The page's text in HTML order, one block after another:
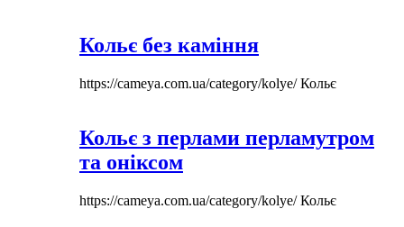
Кольє без каміння
https://cameya.com.ua/category/kolye/Кольє
Кольє з перлами перламутром
та оніксом
https://cameya.com.ua/category/kolye/Кольє